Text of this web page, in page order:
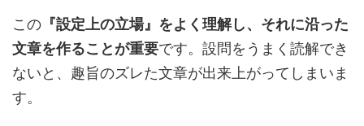
この 『設定上の立場』をよく理解し、それに沿った
文章を作ることが重要です。設問をうまく読解でき
ないと、趣旨のズレた文章が出来上がってしまいま
す。